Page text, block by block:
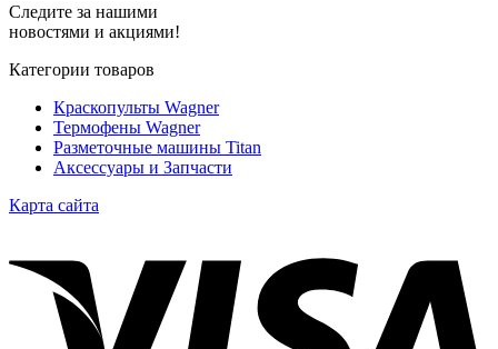
Следите за нашими
новостями и акциями!
Категории товаров
Краскопульты Wagner
Термофены Wagner
Разметочные машины Titan
Аксессуары и Запчасти
Карта сайта